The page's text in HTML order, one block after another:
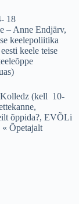
18
– Anne Endjärv,
keelepoliitika
keele teise
Kolledz (kell 10-
õppida?, EVÕLi
« Õpetajalt